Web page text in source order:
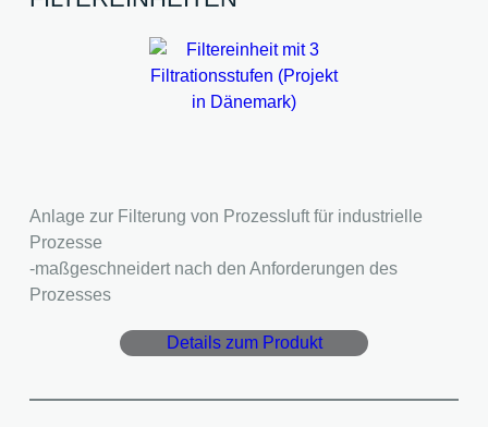
Anlage zur Filterung von Prozessluft für industrielle
Prozesse
-maßgeschneidert nach den Anforderungen des
Prozesses
Details zum Produkt